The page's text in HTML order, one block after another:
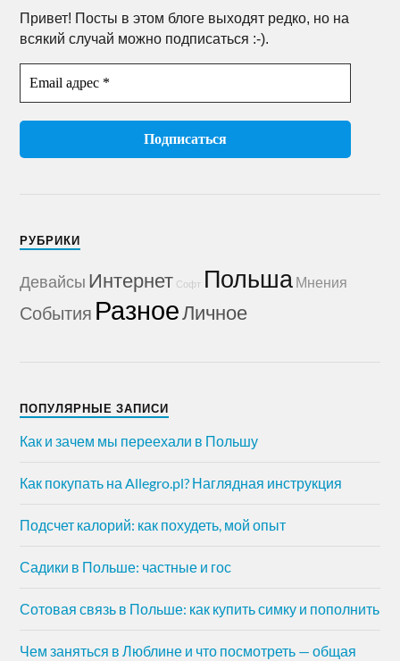
Привет! Посты в этом блоге выходят редко, но на
всякий случай можно подписаться :-).
РУБРИКИ
Девайсы Интернет Софт Польша Мнения
События РазноеЛичное
ПОПУЛЯРНЫЕ ЗАПИСИ
Как и зачем мы переехали в Польшу
Как покупать на Allegro.pl? Наглядная инструкция
Подсчет калорий: как похудеть, мой опыт
Садики в Польше: частные и гос
Сотовая связь в Польше: как купить симку и пополнить
Чем заняться в Люблине и что посмотреть — общая